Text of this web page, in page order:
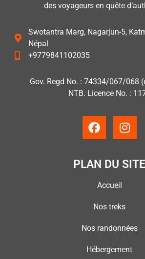
des voyageurs en quête
Swotantra Marg, Nagarjun-5,
Népal
+9779841102035
Gov. Regd No. : 74334/067/068
NTB. Licence No. :
PLAN DU SITE
Accueil
Nos treks
Nos randonnées
Hébergement